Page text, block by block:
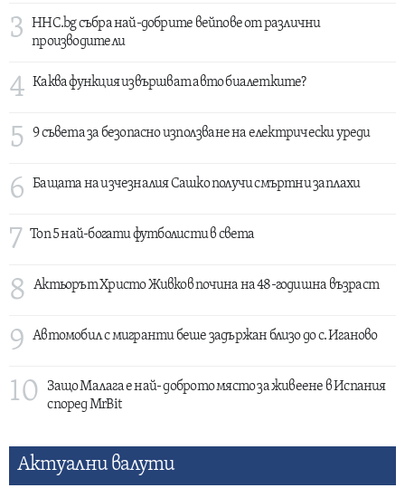
3
HHC.bg събра най-добрите вейпове от различни
производители
4 Каква функция извършват авто биалетките?
5 9 съвета за безопасно използване на електрически уреди
6 Бащата на изчезналия Сашко получи смъртни заплахи
7 Топ 5 най-богати футболисти в света
8 Актьорът Христо Живков почина на 48-годишна възраст
9 Автомобил с мигранти беше задържан близо до с. Иганово
10
Защо Малага е най- доброто място за живеене в Испания
според MrBit
Актуални валути